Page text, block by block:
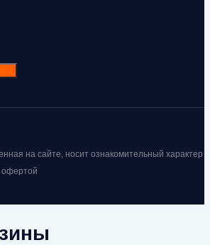
на сайте, носит ознакомительный характер
офертой